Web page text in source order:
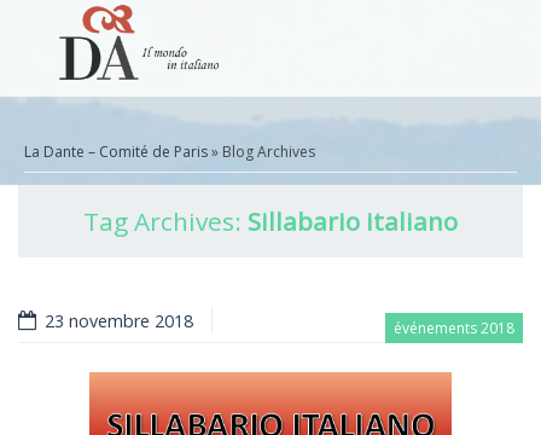
La Dante – Comité de Paris» Blog Archives
Tag Archives: Sillabario italiano
événements 2018
23 novembre 2018